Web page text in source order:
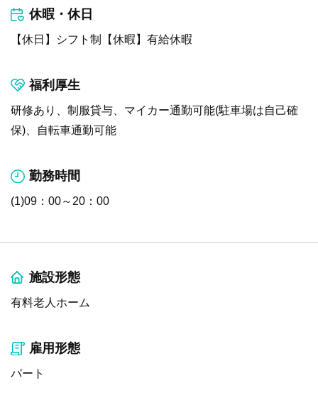
休暇・休日
【休日】シフト制【休暇】有給休暇
福利厚生
研修あり、制服貸与、マイカー通勤可能(駐車場は自己確
保)、自転車通勤可能
勤務時間
(1)09：00～20：00
施設形態
有料老人ホーム
雇用形態
パート